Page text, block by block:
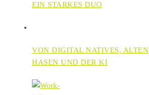
EIN STARKES DUO
VON DIGITAL NATIVES, ALTEN
HASEN UND DER KI